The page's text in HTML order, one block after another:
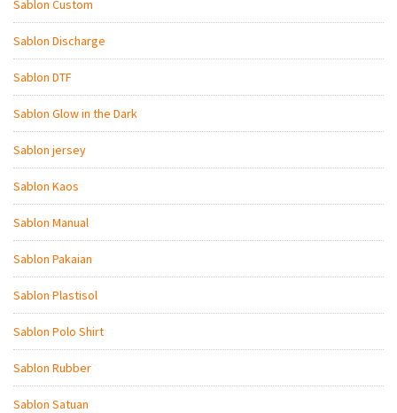
Sablon Custom
Sablon Discharge
Sablon DTF
Sablon Glow in the Dark
Sablon jersey
Sablon Kaos
Sablon Manual
Sablon Pakaian
Sablon Plastisol
Sablon Polo Shirt
Sablon Rubber
Sablon Satuan